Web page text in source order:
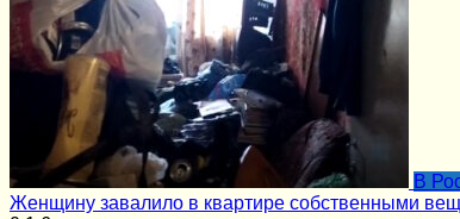
В
Женщину завалило в квартире собственными